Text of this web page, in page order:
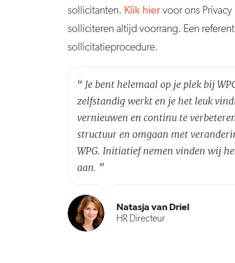
sollicitanten. Klik hier voor ons
solliciteren altijd voorrang. Een
sollicitatieprocedure.
“ Je bent helemaal op je plek bij
zelfstandig werkt en je het leuk
vernieuwen en continu te
structuur en omgaan met
WPG. Initiatief nemen vinden wij
aan. ”
Natasja van Driel
HR Directeur